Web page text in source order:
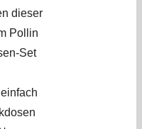
dieser
Pollin
Set